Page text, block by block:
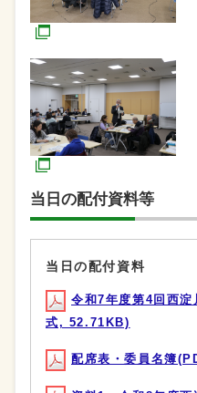
当日の配付資料等
当日の配付資料
令和7年度第4回西
式, 52.71KB)
配席表・委員名簿